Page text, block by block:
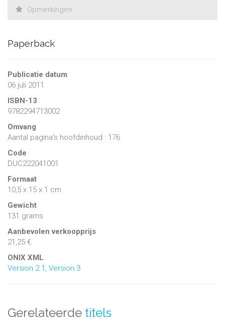
Opmerkingen
Paperback
Publicatie datum
06 juli 2011
ISBN-13
9782294713002
Omvang
Aantal pagina's hoofdinhoud : 176
Code
DUC222041001
Formaat
10,5 x 15 x 1 cm
Gewicht
131 grams
Aanbevolen verkoopprijs
21,25 €
ONIX XML
Version 2.1 , Version 3
Gerelateerde titels